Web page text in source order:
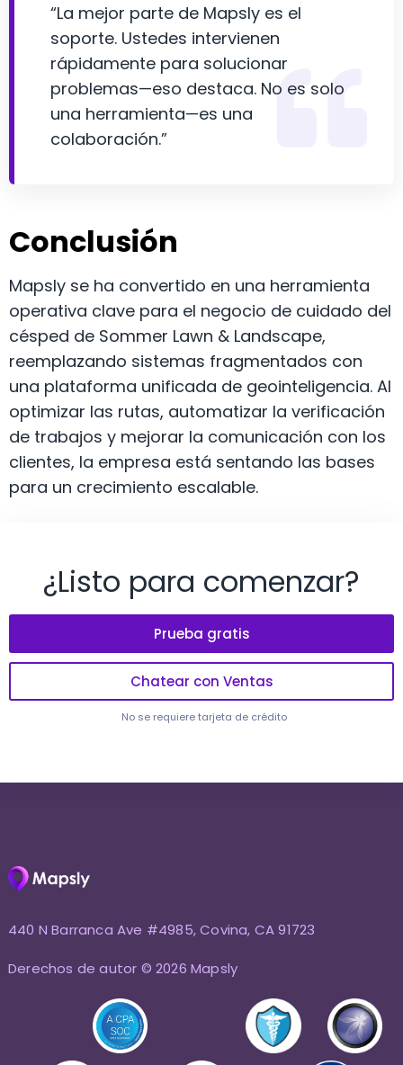
“La mejor parte de Mapsly es el
soporte. Ustedes intervienen
rápidamente para solucionar
problemas—eso destaca. No es solo
una herramienta—es una
colaboración.”
Conclusión
Mapsly se ha convertido en una herramienta
operativa clave para el negocio de cuidado del
césped de Sommer Lawn & Landscape,
reemplazando sistemas fragmentados con
una plataforma unificada de geointeligencia. Al
optimizar las rutas, automatizar la verificación
de trabajos y mejorar la comunicación con los
clientes, la empresa está sentando las bases
para un crecimiento escalable.
¿Listo para comenzar?
Prueba gratis
Chatear con Ventas
No se requiere tarjeta de crédito
440 N Barranca Ave #4985, Covina, CA 91723
Derechos de autor © 2026 Mapsly